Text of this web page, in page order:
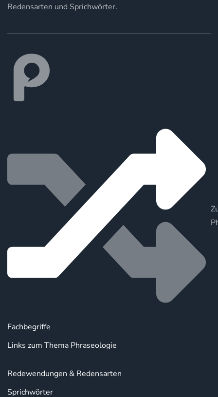
Redensarten und Sprichwörter.
Fachbegriffe
Links zum Thema Phraseologie
Redewendungen & Redensarten
Sprichwörter